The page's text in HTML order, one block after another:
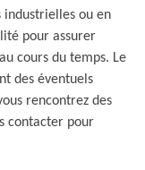
ou en
pour assurer
cours du temps. Le
des éventuels
rencontrez des
contacter pour